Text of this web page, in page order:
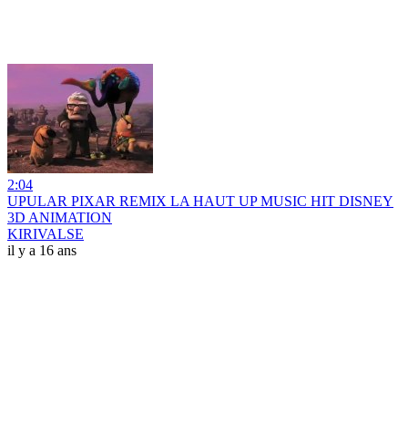
2:04
UPULAR PIXAR REMIX LA HAUT UP MUSIC HIT DISNEY
3D ANIMATION
KIRIVALSE
il y a 16 ans